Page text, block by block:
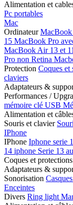
Alimentation et
Pc portables
Mac
OrdinateurMacBook
15 MacBook Pro
MacBook Air 13 et
Pro non Retina
Protection Coques et
claviers
Adaptateurs &
Performances /
mémoire clé USB
Alimentation et
Souris et clavier
IPhone
IPhone Iphone serie
14 iphone Serie 13
Coques et protections
Adaptateurs &
Sonorisation
Enceintes
Divers Ring light